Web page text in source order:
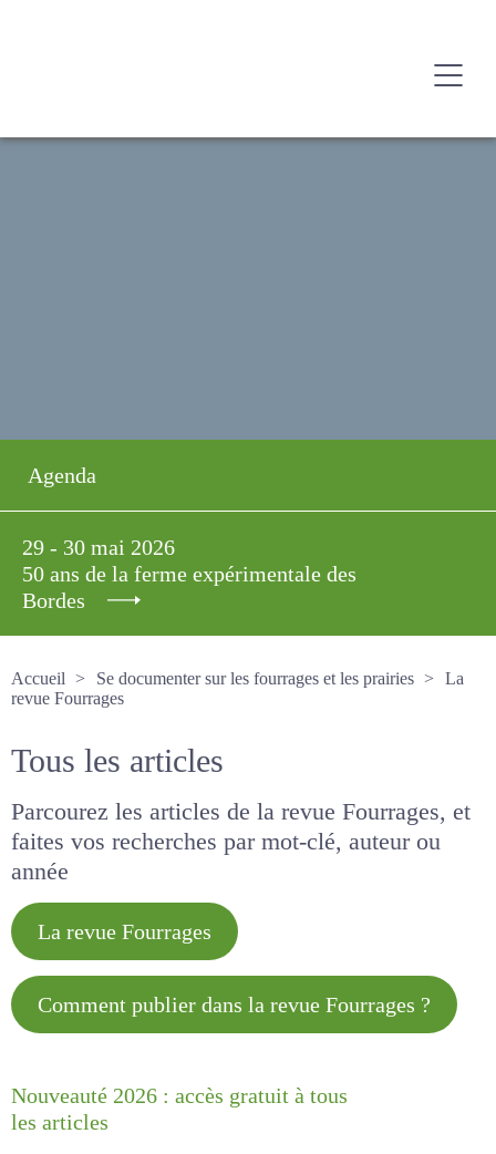
Agenda
29 - 30 mai 2026
50 ans de la ferme expérimentale des
Bordes
Accueil
Se documenter sur les fourrages et les prairies
La revue Fourrages
Tous les articles
Parcourez les articles de la revue Fourrages, et
faites vos recherches par mot-clé, auteur ou
année
La revue Fourrages
Comment publier dans la revue
Nouveauté 2026 : accès gratuit à